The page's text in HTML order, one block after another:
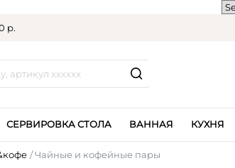
р.
СЕРВИРОВКА СТОЛА ВАННАЯ КУХНЯ
Чайные и кофейные пары